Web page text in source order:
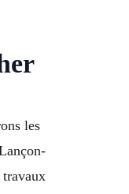
les
travaux